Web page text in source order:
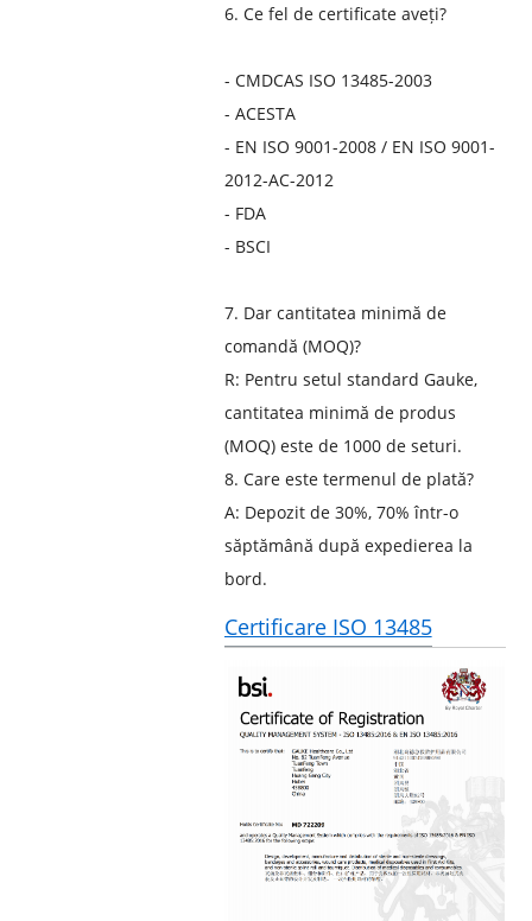
6. Ce fel de certificate aveți?
- CMDCAS ISO 13485-2003
- ACESTA
- EN ISO 9001-2008 / EN ISO 9001-
2012-AC-2012
- FDA
- BSCI
7. Dar cantitatea minimă de
comandă (MOQ)?
R: Pentru setul standard Gauke,
cantitatea minimă de produs
(MOQ) este de 1000 de seturi.
8. Care este termenul de plată?
A: Depozit de 30%, 70% într-o
săptămână după expedierea la
bord.
Certificare ISO 13485